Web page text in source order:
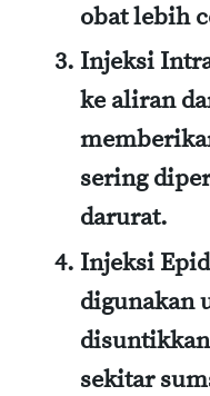
obat lebih
Injeksi
ke aliran
sering
darurat.
Injeksi
digunakan
sekitar